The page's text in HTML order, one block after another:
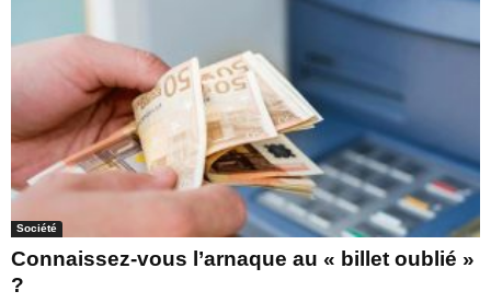
Société
Connaissez-vous l’arnaque au « billet oublié »
?